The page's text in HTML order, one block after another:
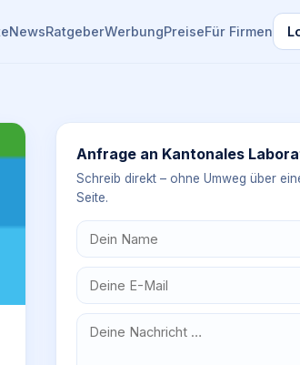
NewsRatgeberWerbungPreiseFür Firmen
Anfrage an Kantonales
Schreib direkt – ohne Umweg über
Seite.